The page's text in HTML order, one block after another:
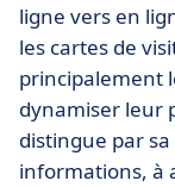
ligne vers en
les cartes de
principalement
dynamiser leur
distingue par
informations, à